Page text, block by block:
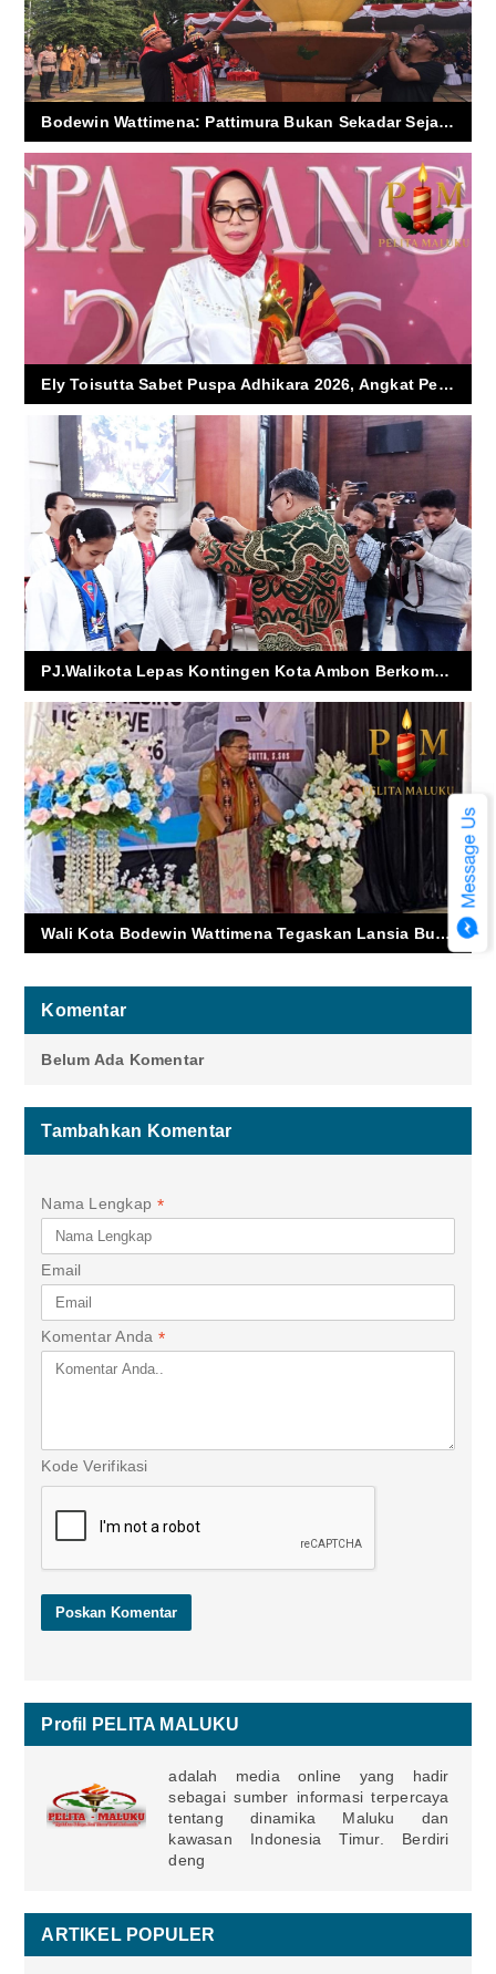
Bodewin Wattimena: Pattimura Bukan Sekadar Sejarah, Tapi Api Perjuangan Maluku
Ely Toisutta Sabet Puspa Adhikara 2026, Angkat Peran Perempuan Ambon
PJ.Walikota Lepas Kontingen Kota Ambon Berkompetisi di Pesparawi XI Maluku
Wali Kota Bodewin Wattimena Tegaskan Lansia Bukan Beban, Sekolah Lansia Jadi Bukti Nyata
Komentar
Belum Ada Komentar
Tambahkan Komentar
Nama Lengkap *
Email
Komentar Anda *
Kode Verifikasi
Profil PELITA MALUKU
adalah media online yang hadir
sebagai sumber informasi terpercaya
tentang dinamika Maluku dan
kawasan Indonesia Timur. Berdiri
deng
ARTIKEL POPULER